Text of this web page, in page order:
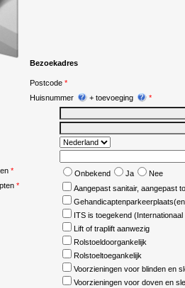
Bezoekadres
Postcode *
Huisnummer
+ toevoeging
*
* Onbekend Ja
Nee
*
Aangepast sanitair, aangepast
ITS is toegekend
Lift of traplift aanwezig
Rolstoeldoorgankelijk
Rolstoeltoegankelijk
Voorzieningen voor blinden en
Voorzieningen voor doven en